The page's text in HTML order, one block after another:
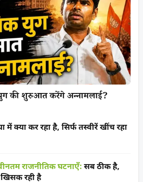
की शुरुआत करेंगे अन्नामलाई?
में क्या कर रहा है, सिर्फ तस्वीरें खींच रहा
राजनीतिक घटनाएँ: सब ठीक है,
रही है